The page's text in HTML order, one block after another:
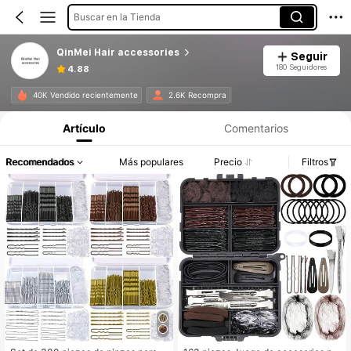
Buscar en la Tienda
QinMei Hair accessories
4.88
Seguir
180 Seguidores
40K Vendido recientemente 2.6K Recompra
Artículo Comentarios
Recomendados Más populares Precio Filtros